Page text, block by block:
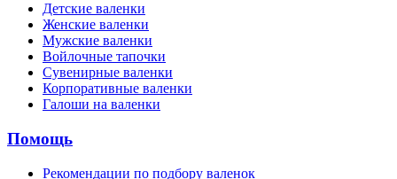
Детские валенки
Женские валенки
Мужские валенки
Войлочные тапочки
Сувенирные валенки
Корпоративные валенки
Галоши на валенки
Помощь
Рекомендации по подбору валенок